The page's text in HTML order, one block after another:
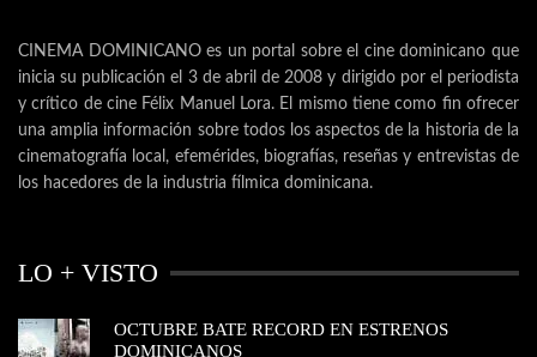
CINEMA DOMINICANO es un portal sobre el cine dominicano que
inicia su publicación el 3 de abril de 2008 y dirigido por el periodista
y crítico de cine Félix Manuel Lora. El mismo tiene como fin ofrecer
una amplia información sobre todos los aspectos de la historia de la
cinematografía local, efemérides, biografías, reseñas y entrevistas de
los hacedores de la industria fílmica dominicana.
LO + VISTO
OCTUBRE BATE RECORD EN ESTRENOS
DOMINICANOS